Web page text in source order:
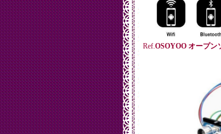
Ref. OSOYOO オープン